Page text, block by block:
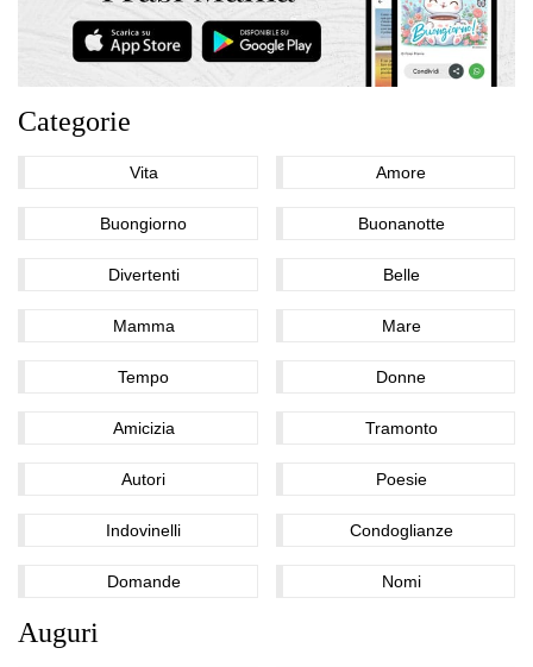
Categorie
Vita Amore
Buongiorno Buonanotte
Divertenti Belle
Mamma Mare
Tempo Donne
Amicizia Tramonto
Autori Poesie
Indovinelli Condoglianze
Domande Nomi
Auguri